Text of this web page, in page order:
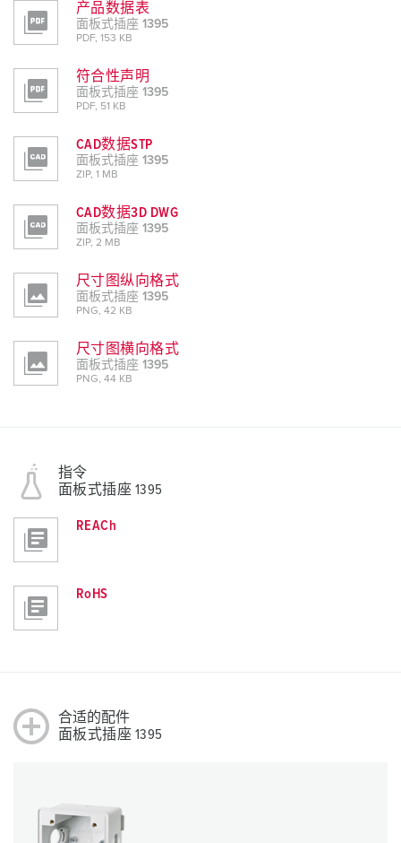
产品数据表
面板式插座 1395
PDF, 153 KB
符合性声明
面板式插座 1395
PDF, 51 KB
CAD数据STP
面板式插座 1395
ZIP, 1 MB
CAD数据3D DWG
面板式插座 1395
ZIP, 2 MB
尺寸图纵向格式
面板式插座 1395
PNG, 42 KB
尺寸图横向格式
面板式插座 1395
PNG, 44 KB
指令
面板式插座 1395
REACh
RoHS
合适的配件
面板式插座 1395